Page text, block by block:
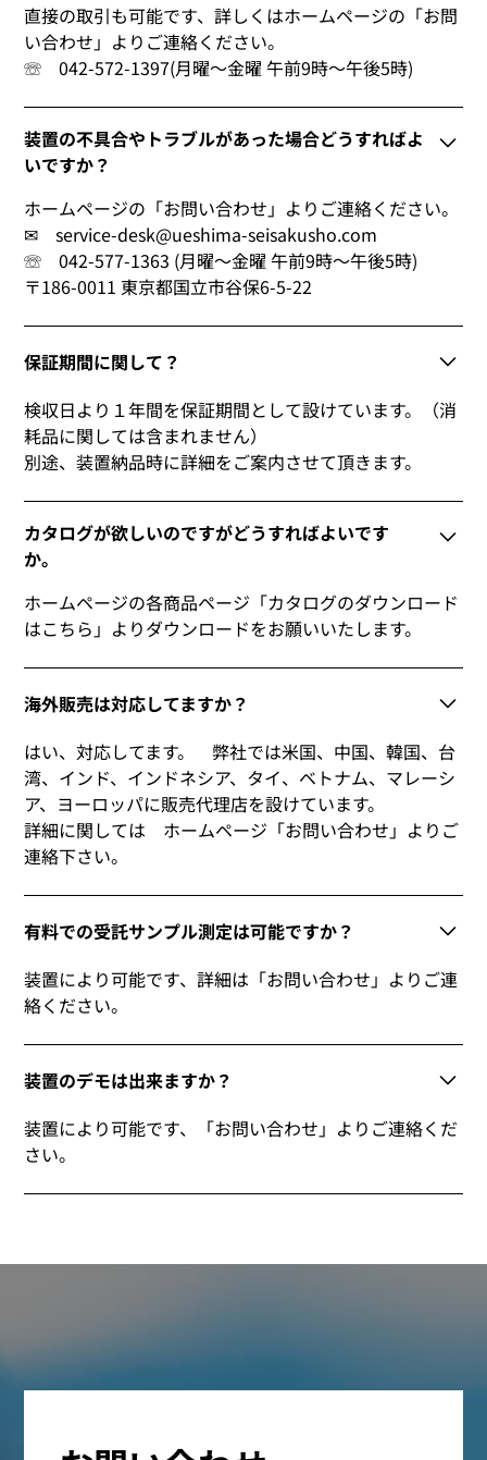
直接の取引も可能です、詳しくはホームページの「お問
い合わせ」よりご連絡ください。
☏ 042-572-1397(月曜～金曜 午前9時～午後5時)
装置の不具合やトラブルがあった場合どうすればよ
いですか？
ホームページの「お問い合わせ」よりご連絡ください。
✉ service-desk@ueshima-seisakusho.com
☏ 042-577-1363 (月曜～金曜 午前9時～午後5時)
〒186-0011 東京都国立市谷保6-5-22
保証期間に関して？
検収日より１年間を保証期間として設けています。（消
耗品に関しては含まれません）
別途、装置納品時に詳細をご案内させて頂きます。
カタログが欲しいのですがどうすればよいです
か。
ホームページの各商品ページ「カタログのダウンロード
はこちら」よりダウンロードをお願いいたします。
海外販売は対応してますか？
はい、対応してます。 弊社では米国、中国、韓国、台
湾、インド、インドネシア、タイ、ベトナム、マレーシ
ア、ヨーロッパに販売代理店を設けています。
詳細に関しては ホームページ「お問い合わせ」よりご
連絡下さい。
有料での受託サンプル測定は可能ですか？
装置により可能です、詳細は「お問い合わせ」よりご連
絡ください。
装置のデモは出来ますか？
装置により可能です、「お問い合わせ」よりご連絡くだ
さい。